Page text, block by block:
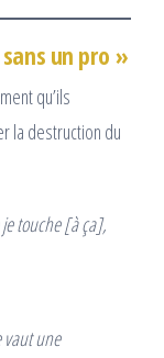
un pro »
qu’ils
la destruction du
touche [à ça],
vaut une